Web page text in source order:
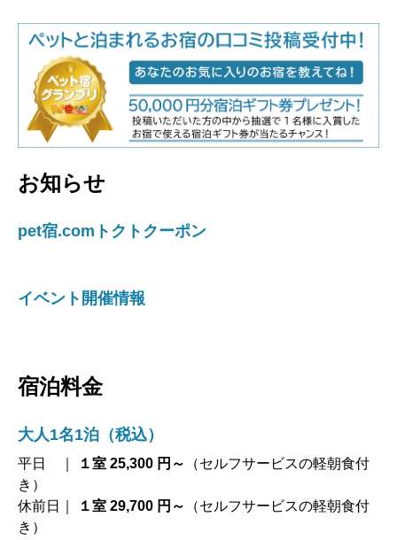
お知らせ
pet宿.comトクトクーポン
イベント開催情報
宿泊料金
大人1名1泊（税込）
平日 ｜ １室 25,300 円～
（セルフサービスの軽朝食付
き）
休前日｜
１室 29,700 円～
（セルフサービスの軽朝食付
き）